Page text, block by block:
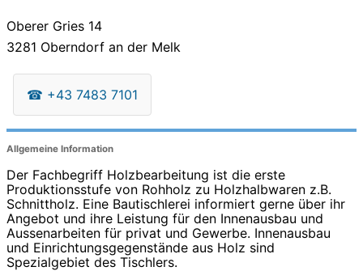
Oberer Gries 14
3281 Oberndorf an der Melk
☎ +43 7483 7101
Allgemeine Information
Der Fachbegriff Holzbearbeitung ist die erste
Produktionsstufe von Rohholz zu Holzhalbwaren z.B.
Schnittholz. Eine Bautischlerei informiert gerne über ihr
Angebot und ihre Leistung für den Innenausbau und
Aussenarbeiten für privat und Gewerbe. Innenausbau
und Einrichtungsgegenstände aus Holz sind
Spezialgebiet des Tischlers.